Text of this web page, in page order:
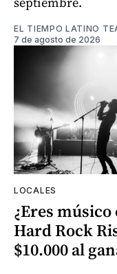
EL TIEMPO LATINO
7 de agosto de 2026
LOCALES
¿Eres músico
Hard Rock
$10.000 al